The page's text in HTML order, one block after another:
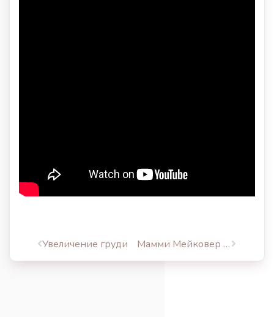
Увеличение груди Мамми Мейковер — «Mommy Makeover»